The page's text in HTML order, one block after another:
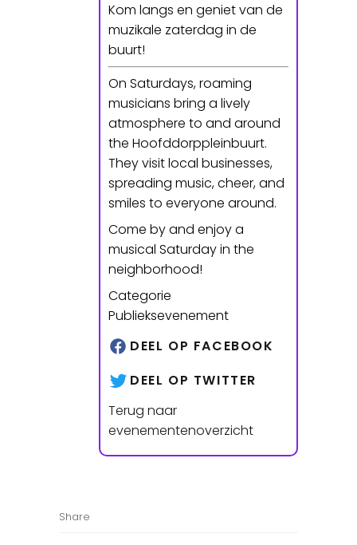
Kom langs en geniet van de
muzikale zaterdag in de
buurt!
On Saturdays, roaming
musicians bring a lively
atmosphere to and around
the Hoofddorppleinbuurt.
They visit local businesses,
spreading music, cheer, and
smiles to everyone around.
Come by and enjoy a
musical Saturday in the
neighborhood!
Categorie
Publieksevenement
DEEL OP FACEBOOK
DEEL OP TWITTER
Terug naar
evenementenoverzicht
Share